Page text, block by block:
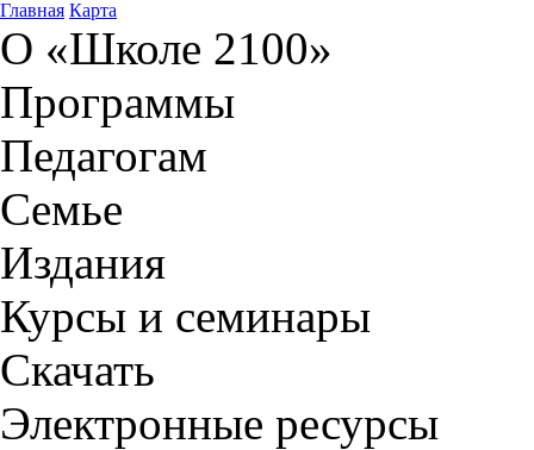
Главная Карта
О «Школе 2100»
Программы
Педагогам
Семье
Издания
Курсы и семинары
Скачать
Электронные ресурсы